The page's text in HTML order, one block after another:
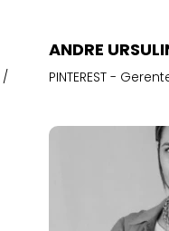
PINTEREST -